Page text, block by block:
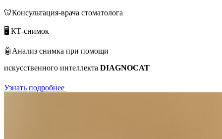
🦷Консультация-врача стоматолога
🖥️ КТ-снимок
🤖Анализ снимка при помощи
искусственного интеллекта DIAGNOCAT
Узнать подробнее